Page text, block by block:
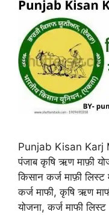
Punjab Kisan Karj
पंजाब कृषि ऋण माफ़ी
किसान कर्ज माफ़ी
कर्ज माफी, कृषि ऋण
योजना, कर्ज माफी